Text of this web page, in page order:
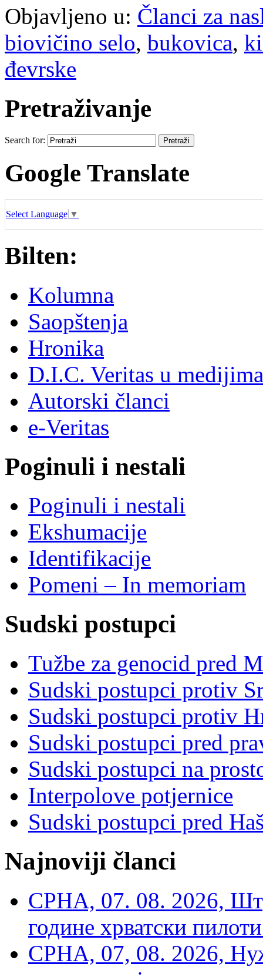
Objavljeno u: Članci za
biovičino selo, bukovica,
đevrske
Pretraživanje
Search for:
Google Translate
Select Language ▼
Bilten:
Kolumna
Saopštenja
Hronika
D.I.C. Veritas u medijima
Autorski članci
e-Veritas
Poginuli i nestali
Poginuli i nestali
Ekshumacije
Identifikacije
Pomeni – In memoriam
Sudski postupci
Tužbe za genocid pred
Sudski postupci protiv
Sudski postupci protiv
Sudski postupci pred
Sudski postupci na
Interpolove potjernice
Sudski postupci pred
Najnoviji članci
СРНА, 07. 08. 2026,
године хрватски
СРНА, 07, 08. 2026,